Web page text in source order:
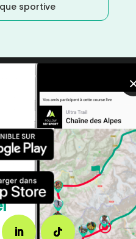
sportive
Distance Faible/
courses